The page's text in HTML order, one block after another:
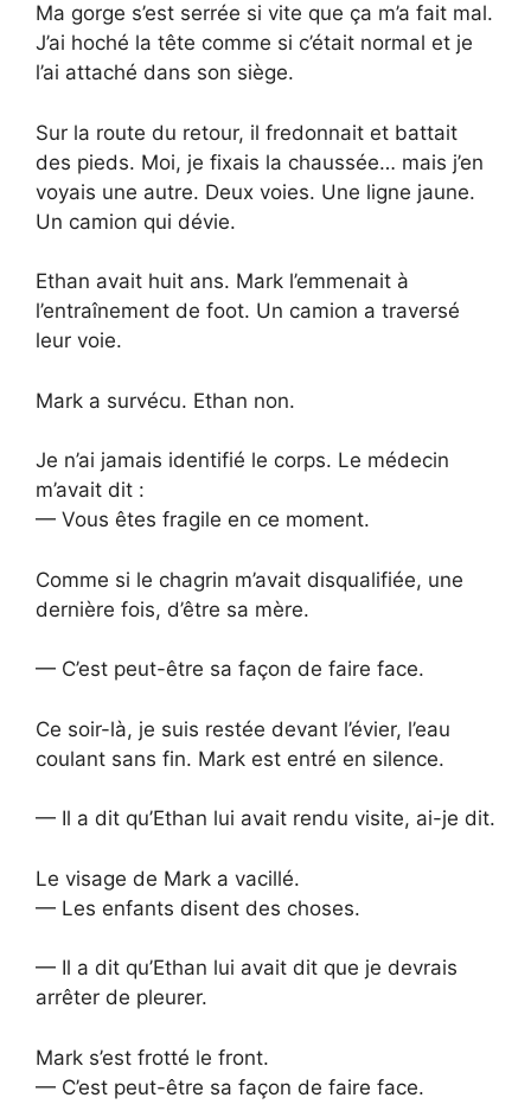
Ma gorge s’est serrée si vite que ça m’a fait mal.
J’ai hoché la tête comme si c’était normal et je
l’ai attaché dans son siège.
Sur la route du retour, il fredonnait et battait
des pieds. Moi, je fixais la chaussée… mais j’en
voyais une autre. Deux voies. Une ligne jaune.
Un camion qui dévie.
Ethan avait huit ans. Mark l’emmenait à
l’entraînement de foot. Un camion a traversé
leur voie.
Mark a survécu. Ethan non.
Je n’ai jamais identifié le corps. Le médecin
m’avait dit :
— Vous êtes fragile en ce moment.
Comme si le chagrin m’avait disqualifiée, une
dernière fois, d’être sa mère.
— C’est peut-être sa façon de faire face.
Ce soir-là, je suis restée devant l’évier, l’eau
coulant sans fin. Mark est entré en silence.
— Il a dit qu’Ethan lui avait rendu visite, ai-je dit.
Le visage de Mark a vacillé.
— Les enfants disent des choses.
— Il a dit qu’Ethan lui avait dit que je devrais
arrêter de pleurer.
Mark s’est frotté le front.
— C’est peut-être sa façon de faire face.